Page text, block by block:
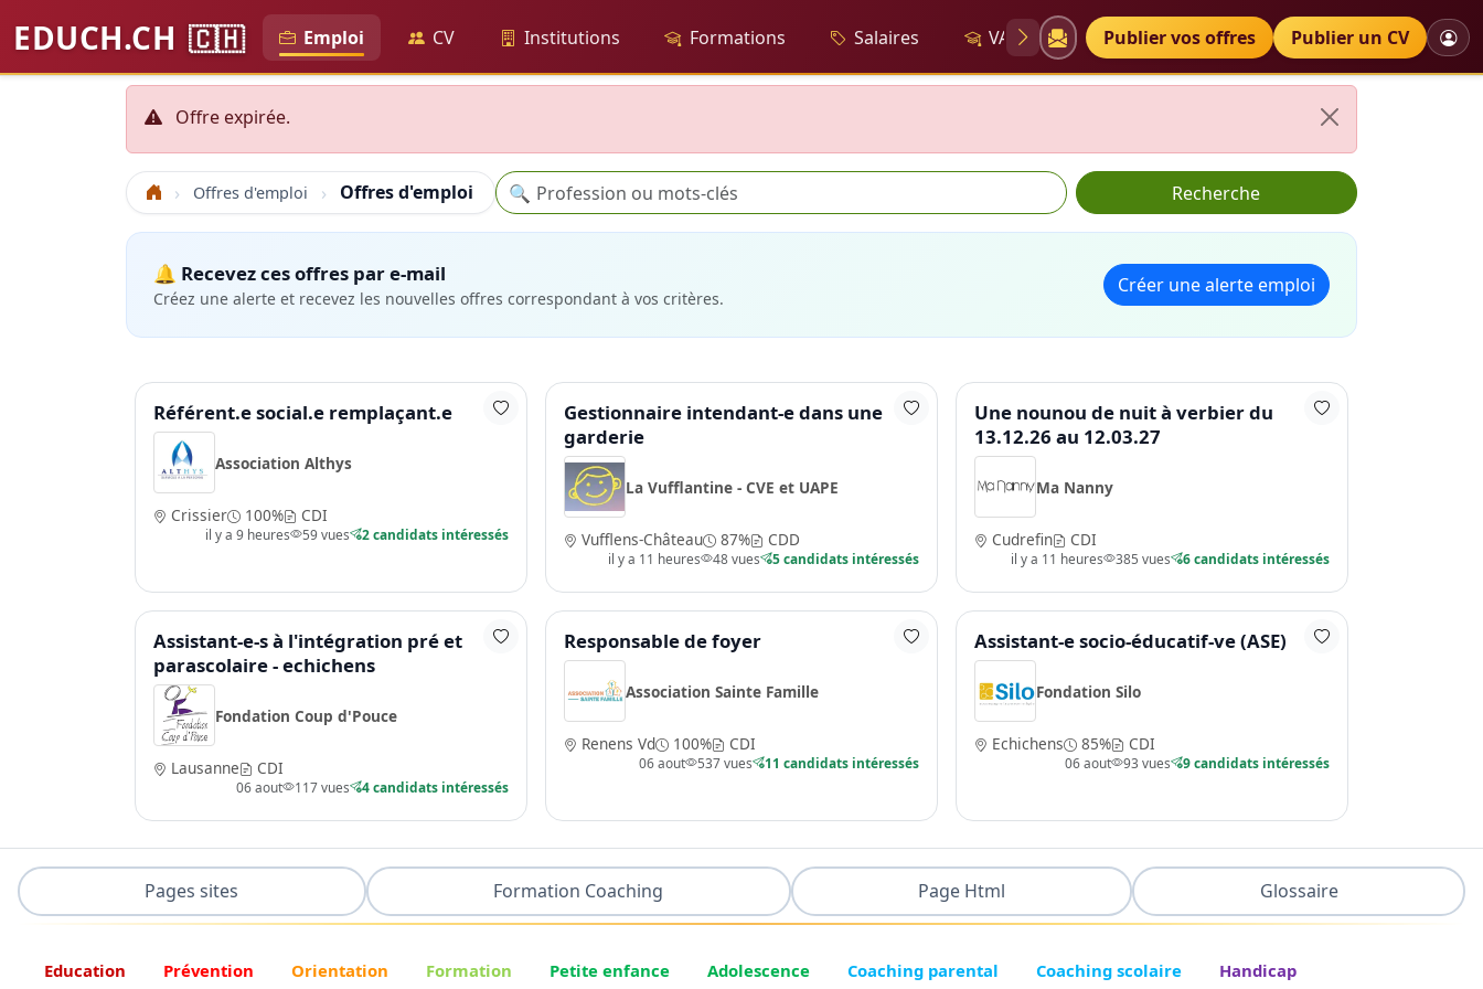
EDUCH.CH 🇨🇭 Emploi CV Institutions Formations Salaires VAE Diplômes Petites annonces
Publier vos offres Publier un CV
Offre expirée.
Accueil Offres d'emploi Offres d'emploi Recherche
🔍 Recherche
🔔 Recevez ces offres par e-mail
Créez une alerte et recevez les nouvelles offres correspondant à vos critères.
Créer une alerte emploi
Référent.e social.e remplaçant.e
Association Althys
Crissier 100% CDI
il y a 9 heures 59 vues 2 candidats intéressés
Gestionnaire intendant-e dans une
garderie
La Vufflantine - CVE et UAPE
Vufflens-Château 87% CDD
il y a 11 heures 48 vues 5 candidats intéressés
Une nounou de nuit à verbier du
13.12.26 au 12.03.27
Ma Nanny
Cudrefin CDI
il y a 11 heures 385 vues 6 candidats intéressés
Assistant-e-s à l'intégration pré et
parascolaire - echichens
Fondation Coup d'Pouce
Lausanne CDI
06 aout 117 vues 4 candidats intéressés
Responsable de foyer
Association Sainte Famille
Renens Vd 100% CDI
06 aout 537 vues 11 candidats intéressés
Assistant-e socio-éducatif-ve (ASE)
Fondation Silo
Echichens 85% CDI
06 aout 93 vues 9 candidats intéressés
Pages sites Formation Coaching Page Html Glossaire
Education Prévention Orientation Formation Petite enfance Adolescence Coaching parental Coaching scolaire Handicap